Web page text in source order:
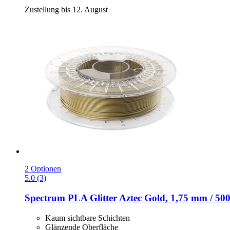
Zustellung bis 12. August
2 Optionen
5.0 (3)
Spectrum PLA Glitter Aztec Gold, 1,75 mm /
Kaum sichtbare Schichten
Glänzende Oberfläche